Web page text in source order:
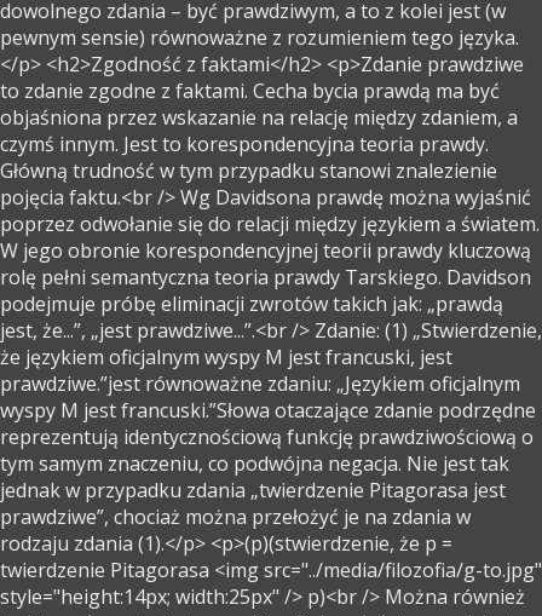
dowolnego zdania – być prawdziwym, a to z kolei jest (w
pewnym sensie) równoważne z rozumieniem tego języka.
</p> <h2>Zgodność z faktami</h2> <p>Zdanie prawdziwe
to zdanie zgodne z faktami. Cecha bycia prawdą ma być
objaśniona przez wskazanie na relację między zdaniem, a
czymś innym. Jest to korespondencyjna teoria prawdy.
Główną trudność w tym przypadku stanowi znalezienie
pojęcia faktu.<br /> Wg Davidsona prawdę można wyjaśnić
poprzez odwołanie się do relacji między językiem a światem.
W jego obronie korespondencyjnej teorii prawdy kluczową
rolę pełni semantyczna teoria prawdy Tarskiego. Davidson
podejmuje próbę eliminacji zwrotów takich jak: „prawdą
jest, że...”, „jest prawdziwe...”.<br /> Zdanie: (1) „Stwierdzenie,
że językiem oficjalnym wyspy M jest francuski, jest
prawdziwe.”jest równoważne zdaniu: „Językiem oficjalnym
wyspy M jest francuski.”Słowa otaczające zdanie podrzędne
reprezentują identycznościową funkcję prawdziwościową o
tym samym znaczeniu, co podwójna negacja. Nie jest tak
jednak w przypadku zdania „twierdzenie Pitagorasa jest
prawdziwe”, chociaż można przełożyć je na zdania w
rodzaju zdania (1).</p> <p>(p)(stwierdzenie, że p =
twierdzenie Pitagorasa <img src="../media/filozofia/g-to.jpg"
style="height:14px; width:25px" /> p)<br /> Można również